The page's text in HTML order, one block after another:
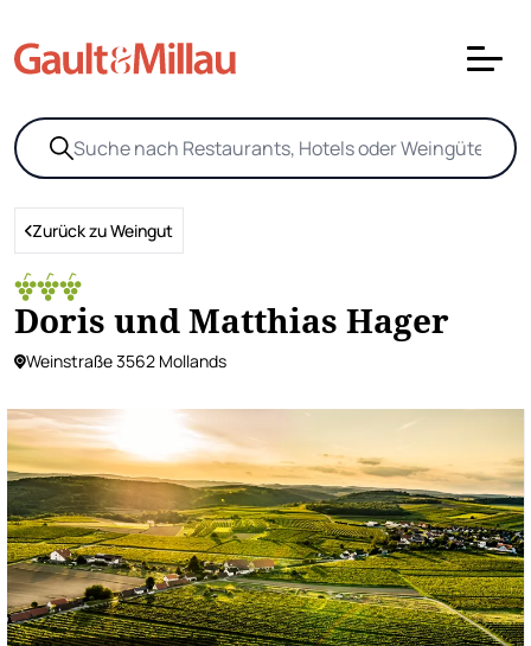
Zurück zu Weingut
Doris und Matthias Hager
Weinstraße 3562 Mollands